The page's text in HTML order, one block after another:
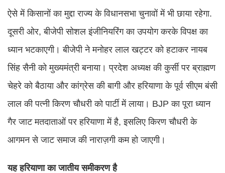
ऐसे में किसानों का मुद्दा राज्य के विधानसभा चुनावों में भी छाया रहेगा.
दूसरी ओर, बीजेपी सोशल इंजीनियरिंग का उपयोग करके विपक्ष का
ध्यान भटकाएगी। बीजेपी ने मनोहर लाल खट्टर को हटाकर नायब
सिंह सैनी को मुख्यमंत्री बनाया। प्रदेश अध्यक्ष की कुर्सी पर ब्राह्मण
चेहरे को बैठाया और कांग्रेस की बागी और हरियाणा के पूर्व सीएम बंसी
लाल की पत्नी किरण चौधरी को पार्टी में लाया। BJP का पूरा ध्यान
गैर जाट मतदाताओं पर हरियाणा में है, इसलिए किरण चौधरी के
आगमन से जाट समाज की नाराज़गी कम हो जाएगी।
यह हरियाणा का जातीय समीकरण है